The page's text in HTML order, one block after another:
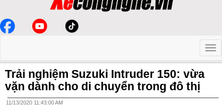
Trải nghiệm Suzuki Intruder 150: vừa
vặn dành cho di chuyển trong đô thị
11/13/2020 11:43:00 AM